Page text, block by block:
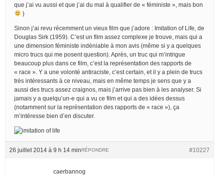
que j’ai vu aussi et que j’ai du mal à qualifier de « féministe », mais bon
)
Sinon j’ai revu récemment un vieux film que j’adore : Imitation of Life, de
Douglas Sirk (1959). C’est un film assez complexe je trouve, mais qui a
une dimension féministe indéniable à mon avis (même si y a quelques
micro trucs qui me posent question). Après, un truc qui m’intrigue
beaucoup plus dans ce film, c’est la représentation des rapports de
« race ». Y a une volonté antiraciste, c’est certain, et il y a plein de trucs
très intéressants à ce niveau, mais en même temps je sens que y a
aussi des trucs assez craignos, mais j’arrive pas bien à les analyser. Si
jamais y a quelqu’un-e qui a vu ce film et qui a des idées dessus
(notamment sur la représentation des rapports de « race »), ça
m’intéresse bien d’en discuter.
26 juillet 2014 à 9 h 14 min #10227
RÉPONDRE
caerbannog